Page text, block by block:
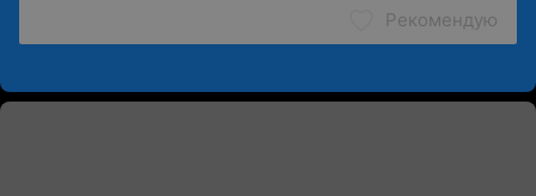
Рекомендую